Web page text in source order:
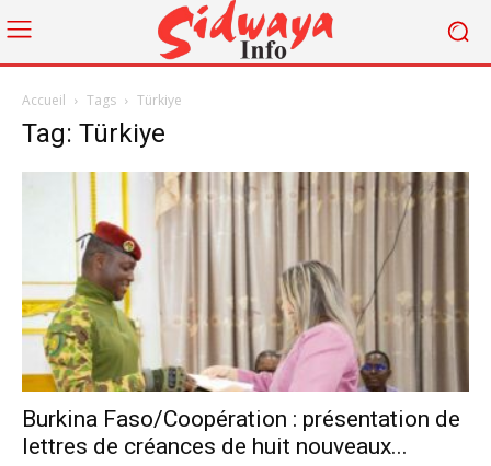
Accueil Tags Türkiye
Tag: Türkiye
Burkina Faso/Coopération : présentation de
lettres de créances de huit nouveaux...